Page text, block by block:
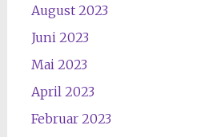
August 2023
Juni 2023
Mai 2023
April 2023
Februar 2023